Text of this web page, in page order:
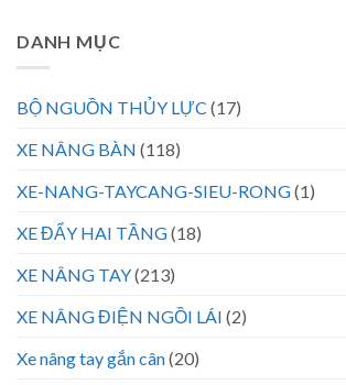
DANH MỤC
BỘ NGUỒN THỦY LỰC (17)
XE NÂNG BÀN (118)
XE-NANG-TAYCANG-SIEU-RONG(1)
XE ĐẨY HAI TẦNG(18)
XE NÂNG TAY(213)
XE NÂNG ĐIỆN NGỒI LÁI (2)
Xe nâng tay gắn cân(20)